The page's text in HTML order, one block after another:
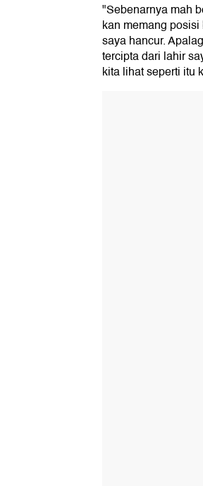
"Sebenarnya mah
kan memang
saya hancur.
tercipta dari lahir
kita lihat seperti itu